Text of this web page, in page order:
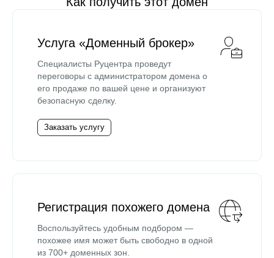
Услуга «Доменный брокер»
Специалисты Руцентра проведут
переговоры с администратором домена о
его продаже по вашей цене и организуют
безопасную сделку.
Заказать услугу
Регистрация похожего домена
Воспользуйтесь удобным подбором —
похожее имя может быть свободно в одной
из 700+ доменных зон.